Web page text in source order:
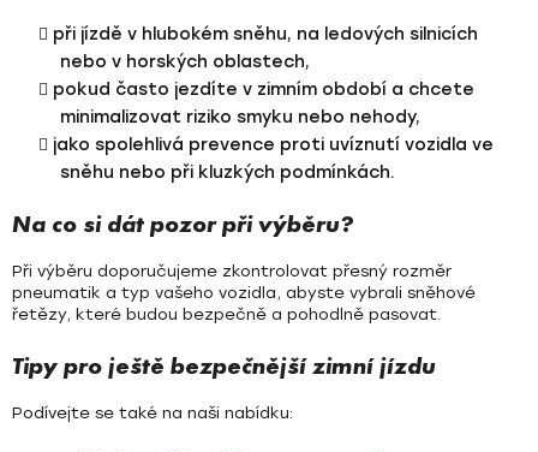
při jízdě v hlubokém sněhu, na ledových silnicích
nebo v horských oblastech,
pokud často jezdíte v zimním období a chcete
minimalizovat riziko smyku nebo nehody,
jako spolehlivá prevence proti uvíznutí vozidla ve
sněhu nebo při kluzkých podmínkách.
Na co si dát pozor při výběru?
Při výběru doporučujeme zkontrolovat přesný rozměr
pneumatik a typ vašeho vozidla, abyste vybrali sněhové
řetězy, které budou bezpečně a pohodlně pasovat.
Tipy pro ještě bezpečnější zimní jízdu
Podívejte se také na naši nabídku: